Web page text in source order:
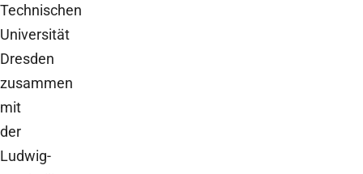
Technischen
Universität
Dresden
zusammen
mit
der
Ludwig-